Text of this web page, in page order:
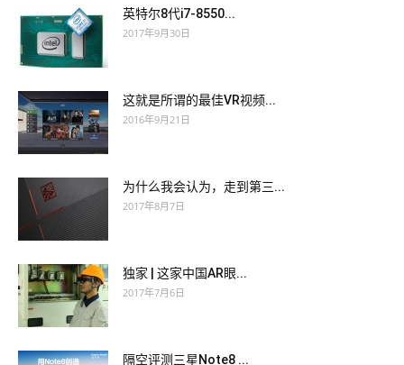
英特尔8代i7-8550...
2017年9月30日
这就是所谓的最佳VR视频...
2016年9月21日
为什么我会认为，走到第三...
2017年8月7日
独家 | 这家中国AR眼...
2017年7月6日
隔空评测三星Note8 ...